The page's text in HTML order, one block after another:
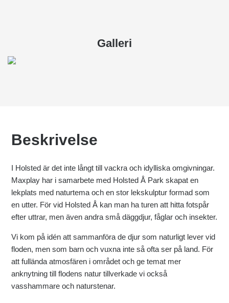
Galleri
Beskrivelse
I Holsted är det inte långt till vackra och idylliska omgivningar.
Maxplay har i samarbete med Holsted Å Park skapat en
lekplats med naturtema och en stor lekskulptur formad som
en utter. För vid Holsted Å kan man ha turen att hitta fotspår
efter uttrar, men även andra små däggdjur, fåglar och insekter.
Vi kom på idén att sammanföra de djur som naturligt lever vid
floden, men som barn och vuxna inte så ofta ser på land. För
att fullända atmosfären i området och ge temat mer
anknytning till flodens natur tillverkade vi också
vasshammare och naturstenar.